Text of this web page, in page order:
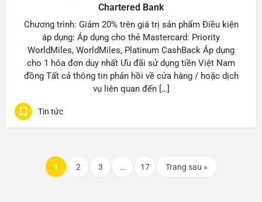
Chartered Bank
Chương trình: Giảm 20% trên giá trị sản phẩm Điều kiện
áp dụng: Áp dụng cho thẻ Mastercard: Priority
WorldMiles, WorldMiles, Platinum CashBack Áp dụng
cho 1 hóa đơn duy nhất Ưu đãi sử dụng tiền Việt Nam
đồng Tất cả thông tin phản hồi về cửa hàng / hoặc dịch
vụ liên quan đến […]
Tin tức
1 2 3 … 17 Trang sau »